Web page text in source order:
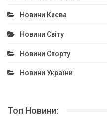
Новини Києва
Новини Світу
Новини Спорту
Новини України
Топ Новини: